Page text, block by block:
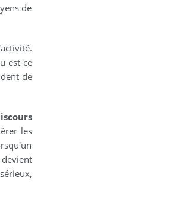
de
est-ce
de
les